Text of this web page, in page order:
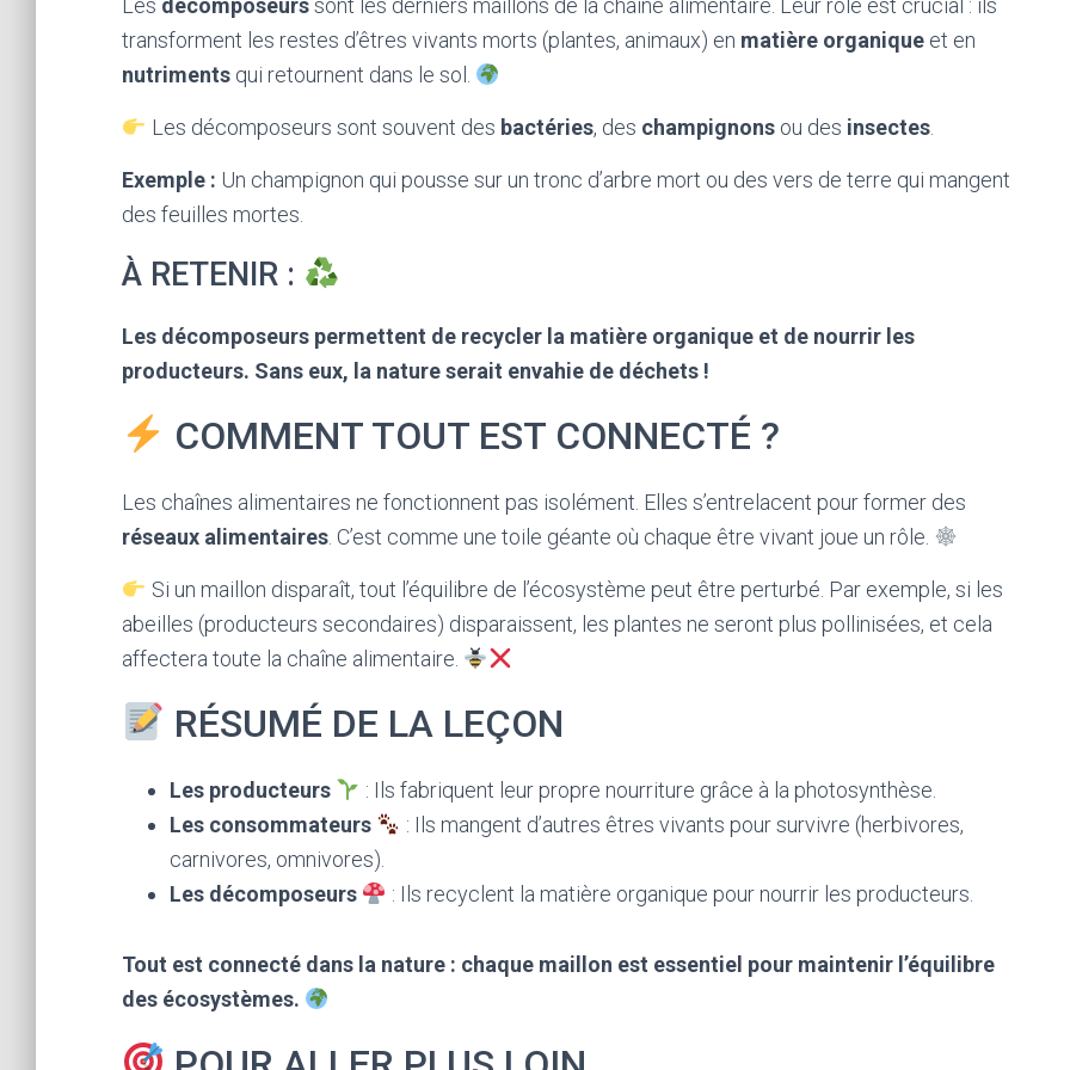
Les décomposeurssont les derniers maillons de la chaîne alimentaire. Leur rôle est crucial : ils
transforment les restes d’êtres vivants morts (plantes, animaux) en matière organique et en
nutriments qui retournent dans le sol.
Les décomposeurs sont souvent des bactéries, des champignonsou des insectes.
Exemple : Un champignon qui pousse sur un tronc d’arbre mort ou des vers de terre qui mangent
des feuilles mortes.
À RETENIR :
Les décomposeurs permettent de recycler la matière organique et de nourrir les
producteurs. Sans eux, la nature serait envahie de déchets !
COMMENT TOUT EST CONNECTÉ ?
Les chaînes alimentaires ne fonctionnent pas isolément. Elles s’entrelacent pour former des
réseaux alimentaires . C’est comme une toile géante où chaque être vivant joue un rôle.
Si un maillon disparaît, tout l’équilibre de l’écosystème peut être perturbé. Par exemple, si les
abeilles (producteurs secondaires) disparaissent, les plantes ne seront plus pollinisées, et cela
affectera toute la chaîne alimentaire.
RÉSUMÉ DE LA LEÇON
Les producteurs
: Ils fabriquent leur propre nourriture grâce à la photosynthèse.
Les consommateurs
: Ils mangent d’autres êtres vivants pour survivre (herbivores,
carnivores, omnivores).
Les décomposeurs
: Ils recyclent la matière organique pour nourrir les producteurs.
Tout est connecté dans la nature : chaque maillon est essentiel pour maintenir l’équilibre
des écosystèmes.